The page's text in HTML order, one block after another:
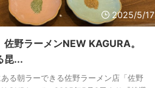
2025/5/17
佐野ラーメンNEW KAGURA。
昆...
る朝ラーできる佐野ラーメン店「佐野